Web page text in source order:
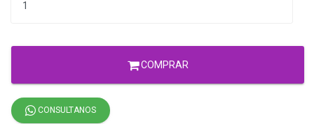
COMPRAR
CONSULTANOS